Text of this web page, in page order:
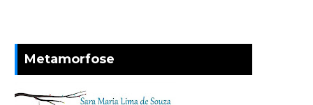
Metamorfose